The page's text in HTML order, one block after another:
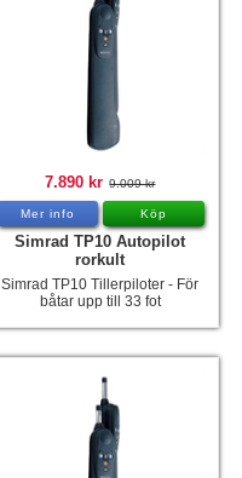
7.890 kr 9.009 kr
Mer info Köp
Simrad TP10 Autopilot
rorkult
Simrad TP10 Tillerpiloter - För
båtar upp till 33 fot